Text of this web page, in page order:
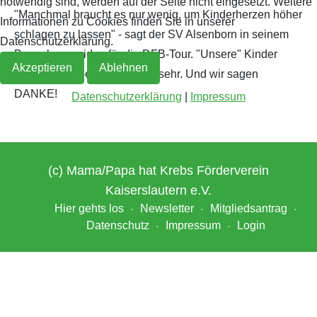
"Manchmal braucht es nur wenig, um Kinderherzen höher
schlagen zu lassen" - sagt der SV Alsenborn in seinem
Bewerbungsvideo für die DFB-Tour. "Unsere" Kinder
freuen sich über die Spende sehr. Und wir sagen
DANKE!
(c) Mama/Papa hat Krebs Förderverein
Kaiserslautern e.V.
Hier gehts los Newsletter
Mitgliedsantrag
Datenschutz
Impressum Login
Informationen zu Cookies finden Sie in unserer
Datenschutzerklärung.
Akzeptieren Ablehnen
Datenschutzerklärung Impressum
Archiv 2019
Archiv 2018
Archiv 2016
Archiv 2015
Archiv 2014
2018